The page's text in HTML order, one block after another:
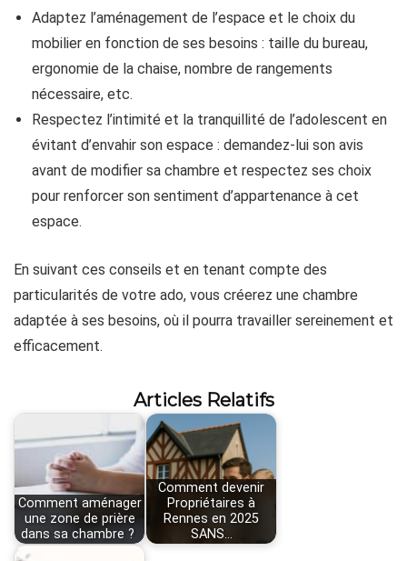
Adaptez l’aménagement de l’espace et le choix du
mobilier en fonction de ses besoins : taille du bureau,
ergonomie de la chaise, nombre de rangements
nécessaire, etc.
Respectez l’intimité et la tranquillité de l’adolescent en
évitant d’envahir son espace : demandez-lui son avis
avant de modifier sa chambre et respectez ses choix
pour renforcer son sentiment d’appartenance à cet
espace.
En suivant ces conseils et en tenant compte des
particularités de votre ado, vous créerez une chambre
adaptée à ses besoins, où il pourra travailler sereinement et
efficacement.
Articles Relatifs
Comment aménager
une zone de prière
dans sa chambre ?
Comment devenir
Propriétaires à
Rennes en 2025
SANS…